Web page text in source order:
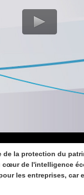
de la protection du
de l'intelligence
les entreprises, car